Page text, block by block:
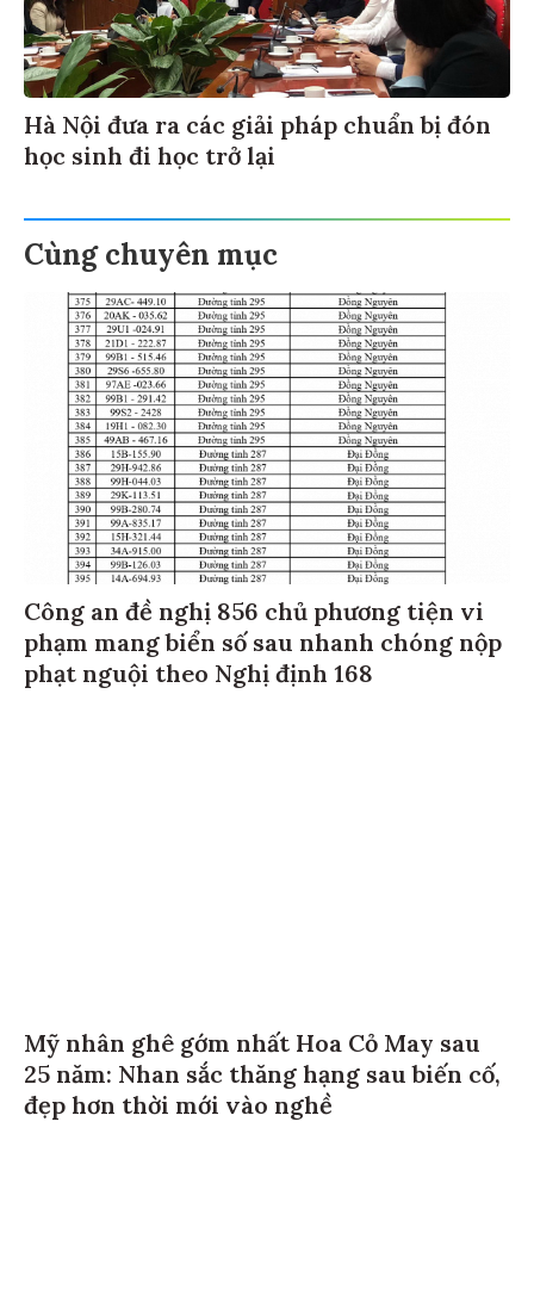
Hà Nội đưa ra các giải pháp chuẩn bị đón
học sinh đi học trở lại
Cùng chuyên mục
Công an đề nghị 856 chủ phương tiện vi
phạm mang biển số sau nhanh chóng nộp
phạt nguội theo Nghị định 168
Mỹ nhân ghê gớm nhất Hoa Cỏ May sau
25 năm: Nhan sắc thăng hạng sau biến cố,
đẹp hơn thời mới vào nghề